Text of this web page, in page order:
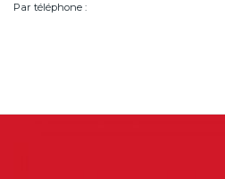
Par téléphone :